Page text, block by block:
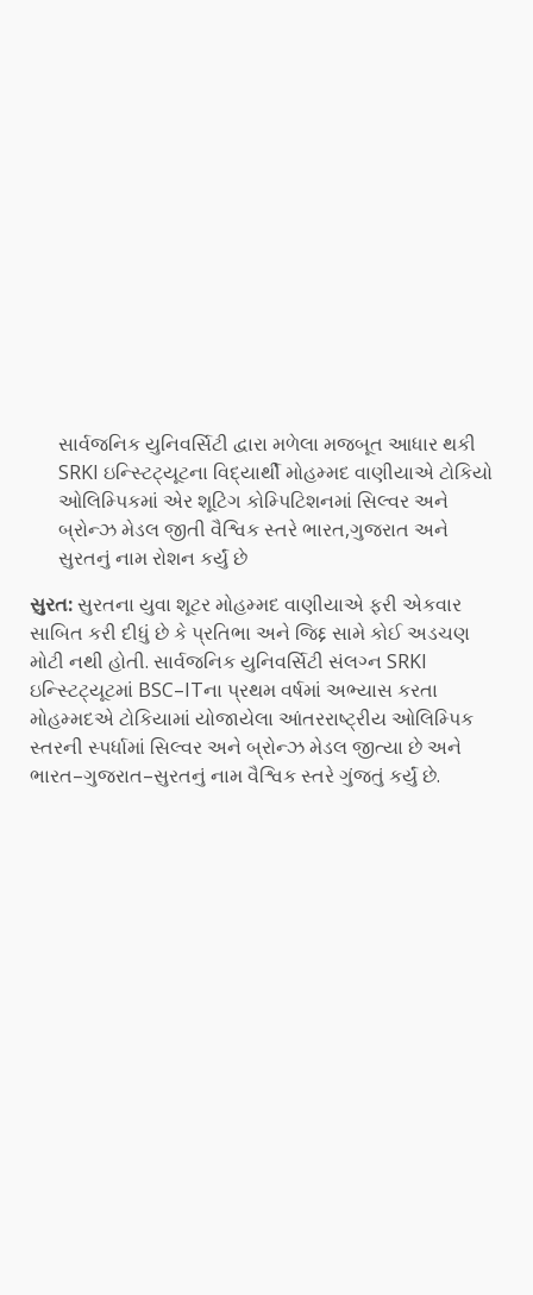
સાર્વજનિક યુનિવર્સિટી દ્વારા મળેલા મજબૂત આધાર થકી
SRKI ઇન્સ્ટિટ્યૂટના વિદ્યાર્થી મોહમ્મદ વાણીયાએ ટોકિયો
ઓલિમ્પિકમાં એર શૂટિંગ કોમ્પિટિશનમાં સિલ્વર અને
બ્રોન્ઝ મેડલ જીતી વૈશ્વિક સ્તરે ભારત,ગુજરાત અને
સુરતનું નામ રોશન કર્યું છે
સુરત:સુરતના યુવા શૂટર મોહમ્મદ વાણીયાએ ફરી એકવાર
સાબિત કરી દીધું છે કે પ્રતિભા અને જિદ્દ સામે કોઈ અડચણ
મોટી નથી હોતી. સાર્વજનિક યુનિવર્સિટી સંલગ્ન SRKI
ઇન્સ્ટિટ્યૂટમાં BSC–ITના પ્રથમ વર્ષમાં અભ્યાસ કરતા
મોહમ્મદએ ટોકિયામાં યોજાયેલા આંતરરાષ્ટ્રીય ઓલિમ્પિક
સ્તરની સ્પર્ધામાં સિલ્વર અને બ્રોન્ઝ મેડલ જીત્યા છે અને
ભારત–ગુજરાત–સુરતનું નામ વૈશ્વિક સ્તરે ગુંજતું કર્યું છે.